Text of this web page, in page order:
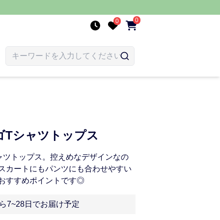
0 0
Tシャツトップス
トップス。控えめなデザインなの
ートにもパンツにも合わせやすい
すすめポイントです◎
7~28日でお届け予定